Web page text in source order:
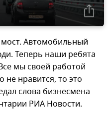
Автомобильный
Теперь наши ребята
мы своей работой
не нравится, то это
слова бизнесмена
РИА Новости.